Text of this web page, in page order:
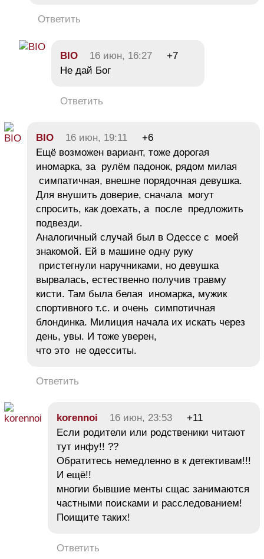
Ответить
BIO 16 июн, 16:27
+7
Не дай Бог
Ответить
BIO 16 июн, 19:11
+6
Ещё возможен вариант, тоже дорогая
иномарка, за рулём падонок, рядом милая
симпатичная, внешне порядочная девушка.
Для внушить доверие, сначала могут
спросить, как доехать, а после предложить
подвезди.
Аналогичный случай был в Одессе с моей
знакомой. Ей в машине одну руку
пристегнули наручниками, но девушка
вырвалась, естественно получив травму
кисти. Там была белая иномарка, мужик
спортивного т.с. и очень симпотичная
блондинка. Милиция начала их искать через
день, увы. И тоже уверен,
что это не одесситы.
Ответить
korennoi 16 июн, 23:53
+11
Если родители или родственики читают
тут инфу!! ??
Обратитесь немедленно в к детективам!!!
И ещё!!
многии бывшие менты сщас занимаются
частными поисками и расследованием!
Поищите таких!
Ответить